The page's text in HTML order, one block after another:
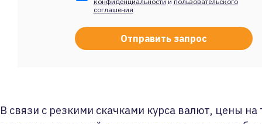
соглашения
В связи с резкими скачками курса валют, цены на